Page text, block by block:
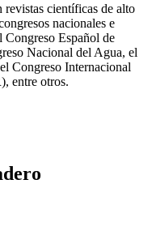
revistas científicas de alto
nacionales e
Congreso Español de
Nacional del Agua, el
Congreso Internacional
entre otros.